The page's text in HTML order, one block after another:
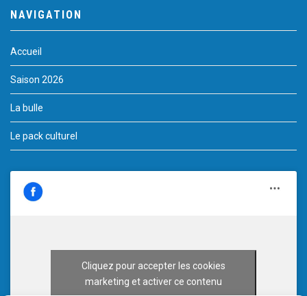
NAVIGATION
Accueil
Saison 2026
La bulle
Le pack culturel
Cliquez pour accepter les cookies
marketing et activer ce contenu